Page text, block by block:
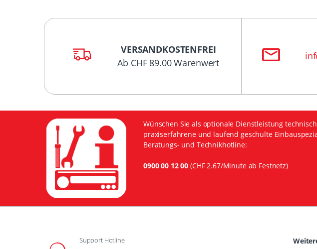
VERSANDKOSTENFREI
Ab CHF 89.00 Warenwert
Wünschen Sie als optionale Dienstleistung
praxiserfahrene und laufend geschulte
Beratungs- und Technikhotline:
0900 00 12 00 (CHF 2.67/Minute ab Festnetz)
Support Hotline